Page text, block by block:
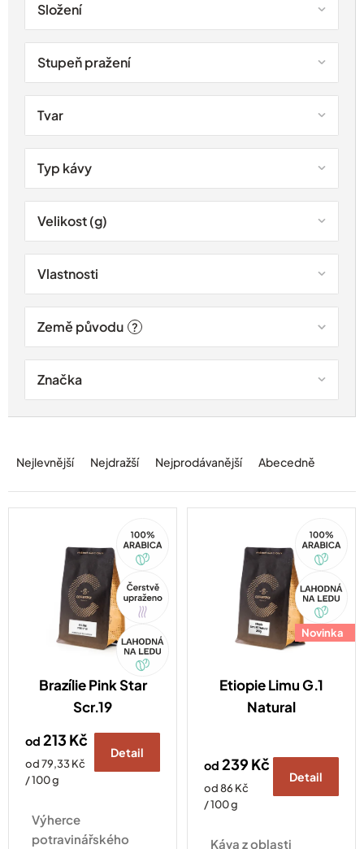
e
n
Nejlevnější Nejdražší Nejprodávanější Abecedně
Složení
Stupeň pražení
Tvar
Typ kávy
Velikost (g)
Vlastnosti
Země původu ?
Značka
Akce
Tip
Arabica
Brazílie Pink Star
Scr.19
od 213 Kč
Měrná
cena:
od 79,33 Kč
/ 100 g
Detail
Výherce
potravinářského
Novinka
Arabica
Etiopie Limu G.1
Natural
od 239 Kč
Měrná
cena:
od 86 Kč
/ 100 g
Detail
Káva z oblasti